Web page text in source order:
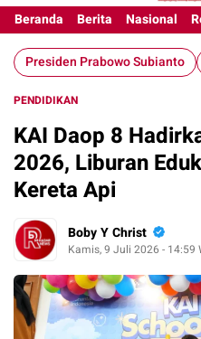
Beranda Berita Nasional
Presiden Prabowo Subianto
PENDIDIKAN
KAI Daop 8
2026, Liburan
Kereta Api
Boby Y Christ
Kamis, 9 Juli 2026 - 14:59